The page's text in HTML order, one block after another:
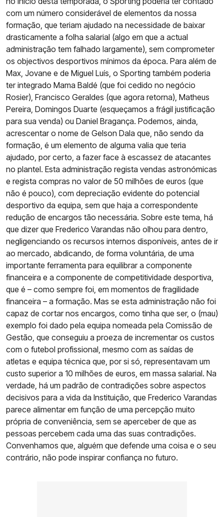
com um número considerável de elementos da nossa
formação, que teriam ajudado na necessidade de baixar
drasticamente a folha salarial (algo em que a actual
administração tem falhado largamente), sem comprometer
os objectivos desportivos mínimos da época. Para além de
Max, Jovane e de Miguel Luís, o Sporting também poderia
ter integrado Mama Baldé (que foi cedido no negócio
Rosier), Francisco Geraldes (que agora retorna), Matheus
Pereira, Domingos Duarte (esqueçamos a frágil justificação
para sua venda) ou Daniel Bragança. Podemos, ainda,
acrescentar o nome de Gelson Dala que, não sendo da
formação, é um elemento de alguma valia que teria
ajudado, por certo, a fazer face à escassez de atacantes
no plantel. Esta administração regista vendas astronómicas
e regista compras no valor de 50 milhões de euros (que
não é pouco), com depreciação evidente do potencial
desportivo da equipa, sem que haja a correspondente
redução de encargos tão necessária. Sobre este tema, há
que dizer que Frederico Varandas não olhou para dentro,
negligenciando os recursos internos disponíveis, antes de ir
ao mercado, abdicando, de forma voluntária, de uma
importante ferramenta para equilibrar a componente
financeira e a componente de competitividade desportiva,
que é – como sempre foi, em momentos de fragilidade
financeira – a formação. Mas se esta administração não foi
capaz de cortar nos encargos, como tinha que ser, o (mau)
exemplo foi dado pela equipa nomeada pela Comissão de
Gestão, que conseguiu a proeza de incrementar os custos
com o futebol profissional, mesmo com as saídas de
atletas e equipa técnica que, por si só, representavam um
custo superior a 10 milhões de euros, em massa salarial. Na
verdade, há um padrão de contradições sobre aspectos
decisivos para a vida da Instituição, que Frederico Varandas
parece alimentar em função de uma percepção muito
própria de conveniência, sem se aperceber de que as
pessoas percebem cada uma das suas contradições.
Convenhamos que, alguém que defende uma coisa e o seu
contrário, não pode inspirar confiança no futuro.